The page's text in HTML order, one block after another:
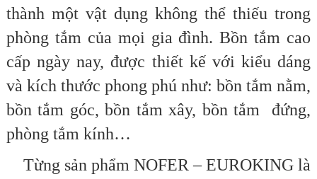
thành một vật dụng không thể thiếu trong
phòng tắm của mọi gia đình. Bồn tắm cao
cấp ngày nay, được thiết kế với kiểu dáng
và kích thước phong phú như: bồn tắm nằm,
bồn tắm góc, bồn tắm xây, bồn tắm đứng,
phòng tắm kính…
Từng sản phẩm NOFER – EUROKING là